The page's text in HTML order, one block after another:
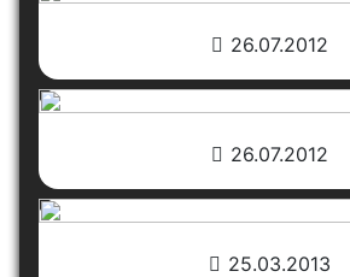
26.07.2012
26.07.2012
25.03.2013